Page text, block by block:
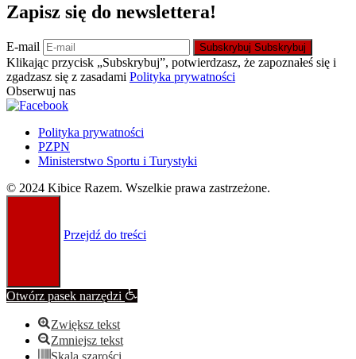
Zapisz się do newslettera!
E-mail Subskrybuj Subskrybuj
Klikając przycisk „Subskrybuj”, potwierdzasz, że zapoznałeś się i
zgadzasz się z zasadami Polityka prywatności
Obserwuj nas
Polityka prywatności
PZPN
Ministerstwo Sportu i Turystyki
© 2024 Kibice Razem. Wszelkie prawa zastrzeżone.
Przejdź do treści
Otwórz pasek narzędzi
Zwiększ tekst
Zmniejsz tekst
Skala szarości